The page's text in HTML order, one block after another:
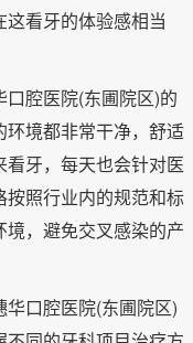
看牙的体验感相当
腔医院(东圃院区)的
境都非常干净，舒适
牙，每天也会针对医
照行业内的规范和标
，避免交叉感染的产
口腔医院(东圃院区)